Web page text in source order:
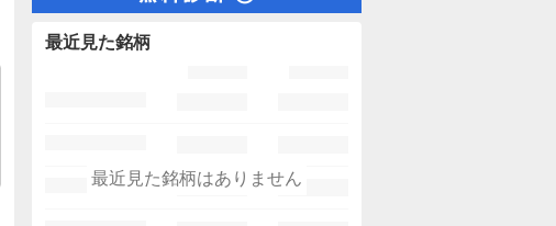
最近見た銘柄
最近見た銘柄はありません